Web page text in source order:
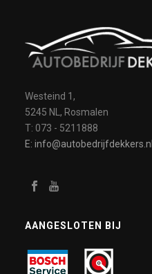
Westeind 1,
5245 NL, Rosmalen
T: 073 - 5211888
E: info@autobedrijfdekkers.nl
AANGESLOTEN BIJ